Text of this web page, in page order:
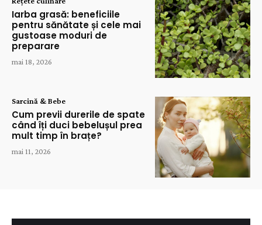
Iarba grasă: beneficiile
pentru sănătate și cele mai
gustoase moduri de
preparare
mai 18, 2026
Sarcină & Bebe
Cum previi durerile de spate
când îți duci bebelușul prea
mult timp în brațe?
mai 11, 2026